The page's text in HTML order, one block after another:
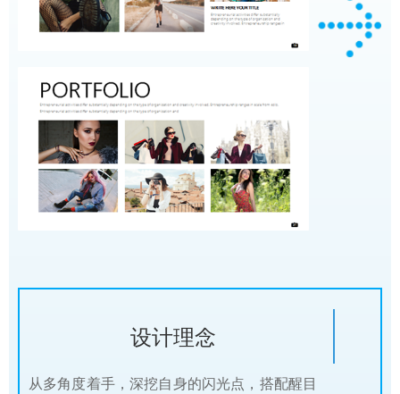
设计理念
从多角度着手，深挖自身的闪光点，搭配醒目